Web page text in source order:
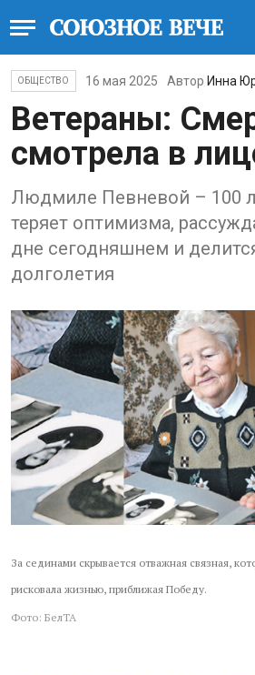
ОБЩЕСТВО 16 мая 2025 Автор Инна
Ветераны:
смотрела в
Людмиле Певневой – 100
теряет оптимизма,
дне сегодняшнем и
долголетия
За сединами скрывается отважная связная,
рисковала жизнью, приближая Победу.
Фото: БелТА